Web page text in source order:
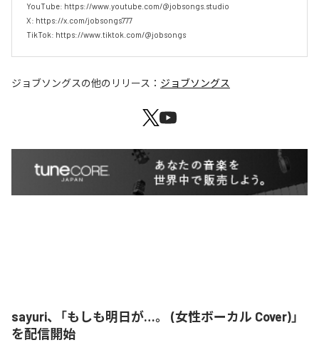
YouTube: https://www.youtube.com/@jobsongs.studio
X: https://x.com/jobsongs777
TikTok: https://www.tiktok.com/@jobsongs
ジョブソングスの他のリリース： ジョブソングス
sayuri、「もしも明日が…。 (女性ボーカル Cover)」
を配信開始